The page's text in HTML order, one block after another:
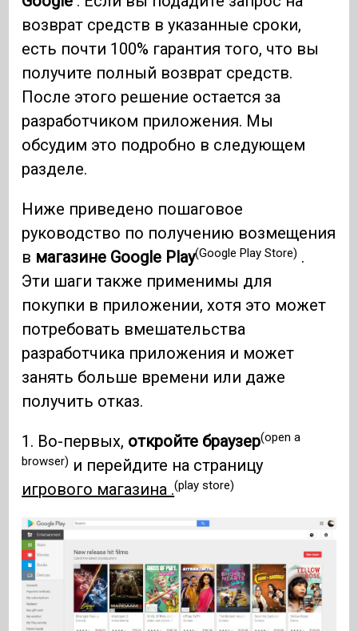
возврат средств в указанные сроки,
есть почти 100% гарантия того, что вы
получите полный возврат средств.
После этого решение остается за
разработчиком приложения. Мы
обсудим это подробно в следующем
разделе.
Ниже приведено пошаговое
руководство по получению возмещения
в магазине Google Play(Google Play Store) .
Эти шаги также применимы для
покупки в приложении, хотя это может
потребовать вмешательства
разработчика приложения и может
занять больше времени или даже
получить отказ.
1. Во-первых, откройте браузер(open a
browser) и перейдите на страницу
игрового магазина .(play store)